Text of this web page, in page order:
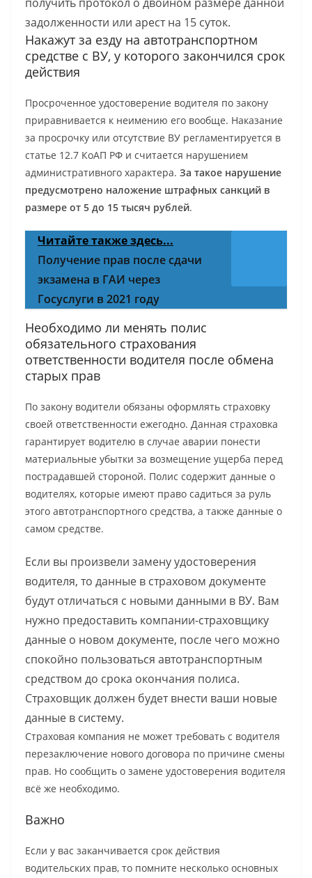
задолженности или арест на 15 суток.
Накажут за езду на автотранспортном
средстве с ВУ, у которого закончился срок
действия
Просроченное удостоверение водителя по закону
приравнивается к неимению его вообще. Наказание
за просрочку или отсутствие ВУ регламентируется в
статье 12.7 КоАП РФ и считается нарушением
административного характера. За такое нарушение
предусмотрено наложение штрафных санкций в
размере от 5 до 15 тысяч рублей.
Читайте также здесь...
Получение прав после сдачи
экзамена в ГАИ через
Госуслуги в 2021 году
Необходимо ли менять полис
обязательного страхования
ответственности водителя после обмена
старых прав
По закону водители обязаны оформлять страховку
своей ответственности ежегодно. Данная страховка
гарантирует водителю в случае аварии понести
материальные убытки за возмещение ущерба перед
пострадавшей стороной. Полис содержит данные о
водителях, которые имеют право садиться за руль
этого автотранспортного средства, а также данные о
самом средстве.
Если вы произвели замену удостоверения
водителя, то данные в страховом документе
будут отличаться с новыми данными в ВУ. Вам
нужно предоставить компании-страховщику
данные о новом документе, после чего можно
спокойно пользоваться автотранспортным
средством до срока окончания полиса.
Страховщик должен будет внести ваши новые
данные в систему.
Страховая компания не может требовать с водителя
перезаключение нового договора по причине смены
прав. Но сообщить о замене удостоверения водителя
всё же необходимо.
Важно
Если у вас заканчивается срок действия
водительских прав, то помните несколько основных